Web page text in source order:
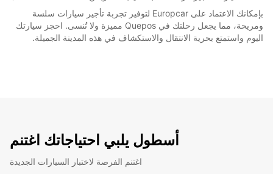
بإمكانك الاعتماد على Europcar لتوفير تجربة تأجير سيارات سلسة
ومريحة، مما يجعل رحلتك في Quepos مميزة ولا تُنسى. احجز سيارتك
اليوم واستمتع بحرية الانتقال والاستكشاف في هذه المدينة الجميلة.
أسطول يلبي احتياجاتك اغتنم
اغتنم الفرصة لاختبار السيارات الجديدة